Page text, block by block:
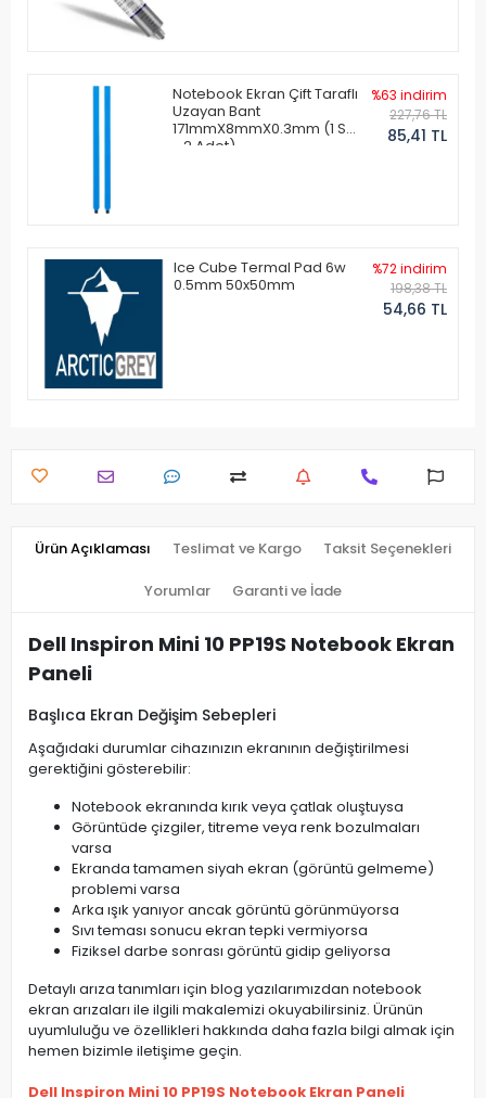
Notebook Ekran Çift Taraflı
Uzayan Bant
171mmX8mmX0.3mm (1 Set
- 2 Adet)
%63 indirim
227,76 TL
85,41 TL
Ice Cube Termal Pad 6w
0.5mm 50x50mm
%72 indirim
198,38 TL
54,66 TL
Ürün Açıklaması Teslimat ve Kargo Taksit Seçenekleri
Yorumlar Garanti ve İade
Dell Inspiron Mini 10 PP19S Notebook Ekran
Paneli
Başlıca Ekran Değişim Sebepleri
Aşağıdaki durumlar cihazınızın ekranının değiştirilmesi
gerektiğini gösterebilir:
Notebook ekranında kırık veya çatlak oluştuysa
Görüntüde çizgiler, titreme veya renk bozulmaları
varsa
Ekranda tamamen siyah ekran (görüntü gelmeme)
problemi varsa
Arka ışık yanıyor ancak görüntü görünmüyorsa
Sıvı teması sonucu ekran tepki vermiyorsa
Fiziksel darbe sonrası görüntü gidip geliyorsa
Detaylı arıza tanımları için blog yazılarımızdan notebook
ekran arızaları ile ilgili makalemizi okuyabilirsiniz. Ürünün
uyumluluğu ve özellikleri hakkında daha fazla bilgi almak için
hemen bizimle iletişime geçin.
Dell Inspiron Mini 10 PP19S Notebook Ekran Paneli